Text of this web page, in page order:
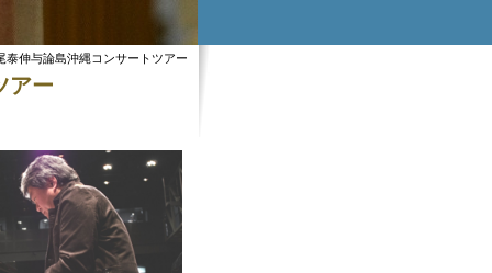
泰伸与論島沖縄コンサートツアー
アー